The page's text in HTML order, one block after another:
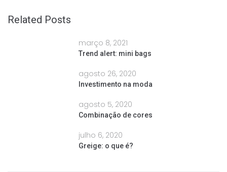
Related Posts
março 8, 2021
Trend alert: mini bags
agosto 26, 2020
Investimento na moda
agosto 5, 2020
Combinação de cores
julho 6, 2020
Greige: o que é?